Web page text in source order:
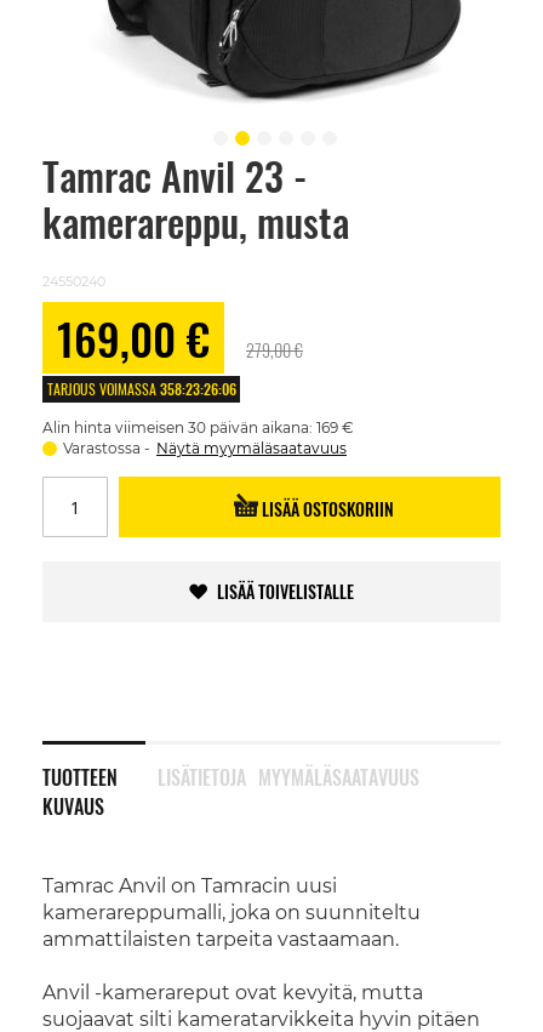
Tamrac Anvil 23 -
kamerareppu, musta
24550240
169,00 € 279,00 €
TARJOUS VOIMASSA 358:23:26:06
Alin hinta viimeisen 30 päivän aikana: 169 €
Varastossa
Näytä myymäläsaatavuus
LISÄÄ OSTOSKORIIN
LISÄÄ TOIVELISTALLE
TUOTTEEN
KUVAUS
Tamrac Anvil on Tamracin uusi
kamerareppumalli, joka on suunniteltu
ammattilaisten tarpeita vastaamaan.
Anvil -kamerareput ovat kevyitä, mutta
suojaavat silti kameratarvikkeita hyvin pitäen
LISÄTIETOJA MYYMÄLÄSAATAVUUS
Skip
beginning
images
gallery